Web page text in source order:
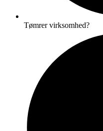
Tømrer virksomhed?